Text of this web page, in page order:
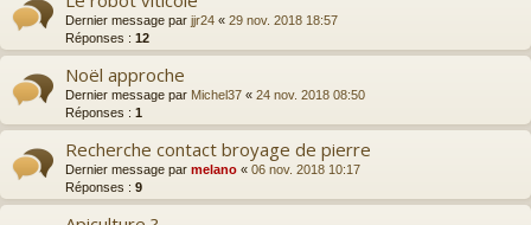
Dernier message par jjr24 « 29 nov. 2018 18:57
Réponses : 12
Noël approche
Dernier message par Michel37 « 24 nov. 2018 08:50
Réponses : 1
Recherche contact broyage de pierre
Dernier message par melano « 06 nov. 2018 10:17
Réponses : 9